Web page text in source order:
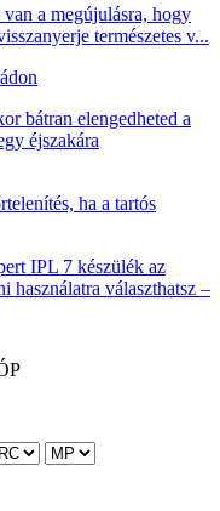
a megújulásra, hogy
természetes v...
bátran elengedheted a
éjszakára
ha a tartós
IPL 7 készülék az
használatra választhatsz –